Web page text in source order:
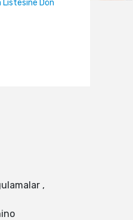
Listesine Dön
,